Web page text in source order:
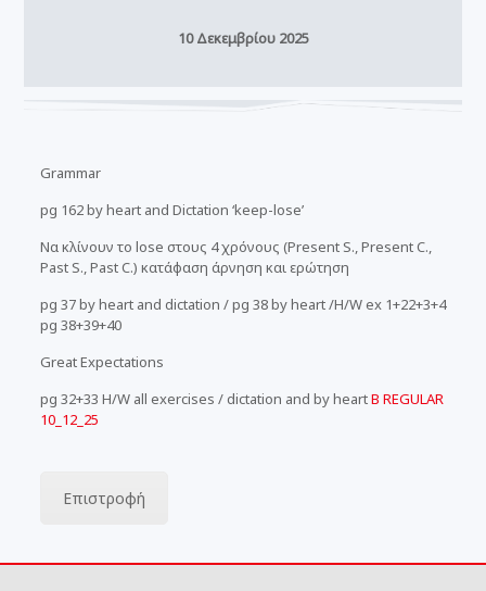
10 Δεκεμβρίου 2025
Grammar
pg 162 by heart and Dictation ‘keep-lose’
Να κλίνουν το lose στους 4 χρόνους (Present S., Present C.,
Past S., Past C.) κατάφαση άρνηση και ερώτηση
pg 37 by heart and dictation / pg 38 by heart /H/W ex 1+22+3+4
pg 38+39+40
Great Expectations
pg 32+33 H/W all exercises / dictation and by heartB REGULAR
10_12_25
Επιστροφή